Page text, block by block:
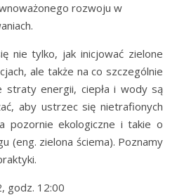
rozwoju w
nie tylko, jak inicjować zielone
ale także na co szczególnie
straty energii, ciepła i wody są
aby ustrzec się nietrafionych
pozornie ekologiczne i takie o
(eng. zielona ściema). Poznamy
godz. 12:00